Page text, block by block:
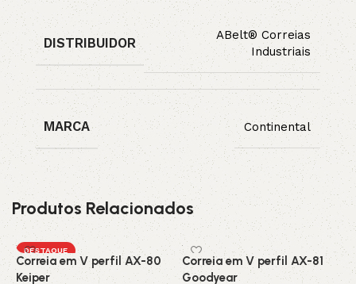
DISTRIBUIDOR
ABelt® Correias
Industriais
MARCA Continental
Produtos Relacionados
DESTAQUE
Correia em V perfil AX-80
Keiper
Correia em V perfil AX-81
Goodyear